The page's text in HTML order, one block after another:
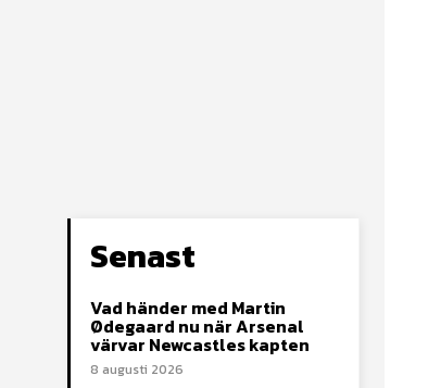
Senast
Vad händer med Martin
Ødegaard nu när Arsenal
värvar Newcastles kapten
8 augusti 2026